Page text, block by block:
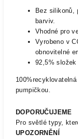
Bez silikonů,
barviv.
Vhodné pro
Vyrobeno v
obnovitelné
92,5%
pumpičkou.
DOPORUČUJEME
Pro světlé typy,
UPOZORNĚNÍ